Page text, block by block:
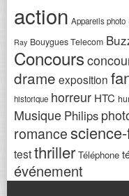
action Appareils photo
Ray Bouygues Telecom
Concours
drame exposition
historique horreur HTC
Musique Philips
romance
testthriller Téléphone
événement